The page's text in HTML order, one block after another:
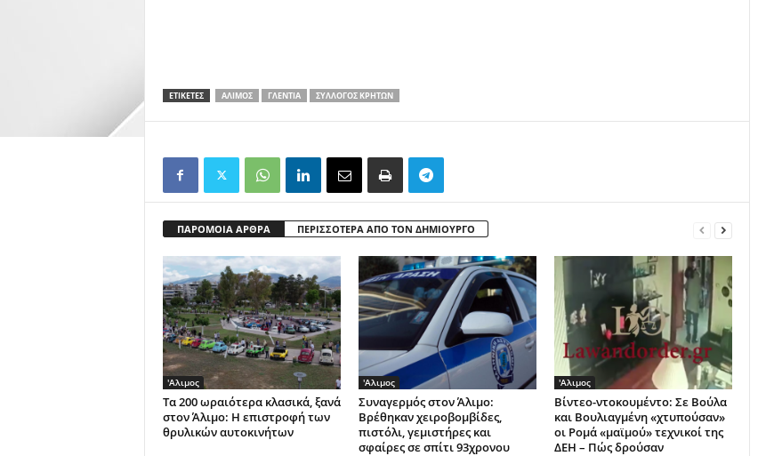
ΕΤΙΚΕΤΕΣ ΑΛΙΜΟΣ ΓΛΈΝΤΙΑ ΣΎΛΛΟΓΟΣ ΚΡΗΤΏΝ
ΠΑΡΟΜΟΙΑ ΑΡΘΡΑ ΠΕΡΙΣΣΟΤΕΡΑ ΑΠΟ ΤΟΝ ΔΗΜΙΟΥΡΓΟ
'Αλιμος
Τα 200 ωραιότερα κλασικά, ξανά
στον Άλιμο: Η επιστροφή των
θρυλικών αυτοκινήτων
'Αλιμος
Συναγερμός στον Άλιμο:
Βρέθηκαν χειροβομβίδες,
πιστόλι, γεμιστήρες και
σφαίρες σε σπίτι 93χρονου
'Αλιμος
Βίντεo-ντοκουμέντο: Σε Βούλα
και Βουλιαγμένη «χτυπούσαν»
οι Ρομά «μαϊμού» τεχνικοί της
ΔΕΗ – Πώς δρούσαν